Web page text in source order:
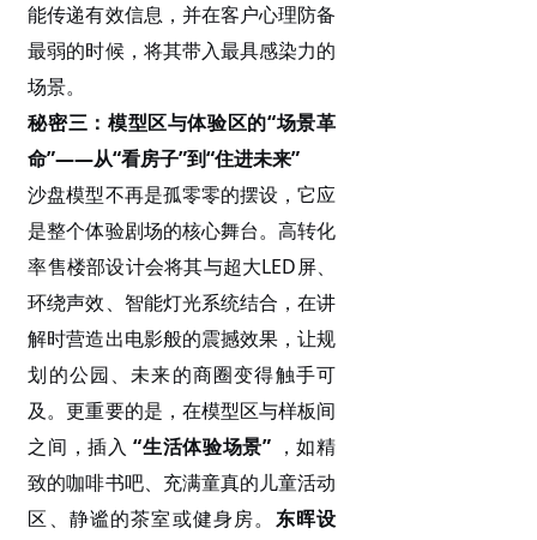
能传递有效信息，并在客户心理防备
最弱的时候，将其带入最具感染力的
场景。
秘密三：模型区与体验区的“场景革
命”——从“看房子”到“住进未来”
沙盘模型不再是孤零零的摆设，它应
是整个体验剧场的核心舞台。高转化
率售楼部设计会将其与超大LED屏、
环绕声效、智能灯光系统结合，在讲
解时营造出电影般的震撼效果，让规
划的公园、未来的商圈变得触手可
及。更重要的是，在模型区与样板间
之间，插入“生活体验场景” ，如精
致的咖啡书吧、充满童真的儿童活动
区、静谧的茶室或健身房。 东晖设